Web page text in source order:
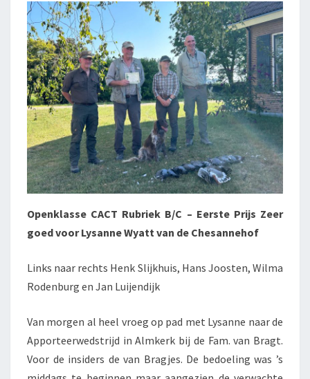
Openklasse CACT Rubriek B/C – Eerste Prijs Zeer
goed voor Lysanne Wyatt van de Chesannehof
Links naar rechts Henk Slijkhuis, Hans Joosten, Wilma
Rodenburg en Jan Luijendijk
Van morgen al heel vroeg op pad met Lysanne naar de
Apporteerwedstrijd in Almkerk bij de Fam. van Bragt.
Voor de insiders de van Bragjes. De bedoeling was ’s